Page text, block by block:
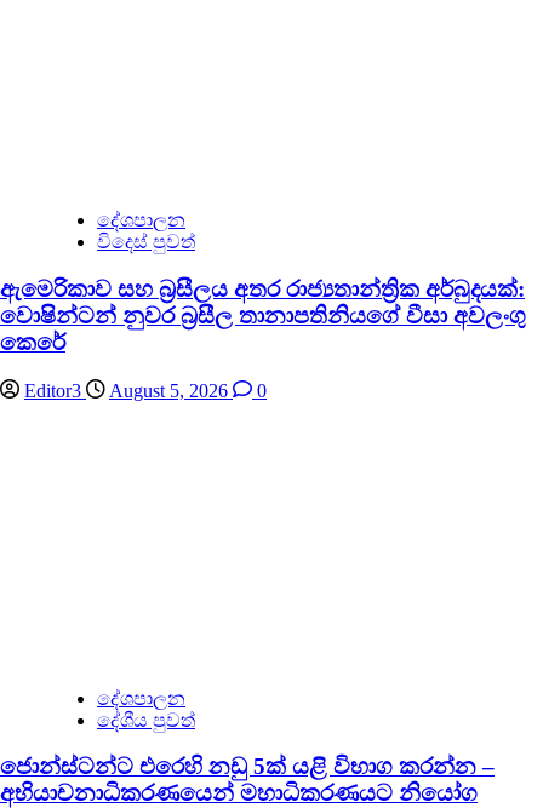
දේශපාලන
විදෙස් පුවත්
ඇමෙරිකාව සහ බ්‍රසීලය අතර රාජ්‍යතාන්ත්‍රික අර්බුදයක්:
වොෂින්ටන් නුවර බ්‍රසීල තානාපතිනියගේ වීසා අවලංගු
කෙරේ
Editor3 August 5, 2026 0
දේශපාලන
දේශීය පුවත්
ජොන්ස්ටන්ට එරෙහි නඩු 5ක් යළි විභාග කරන්න –
අභියාචනාධිකරණයෙන් මහාධිකරණයට නියෝග